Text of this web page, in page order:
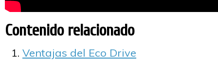
Contenido relacionado
Ventajas del Eco Drive